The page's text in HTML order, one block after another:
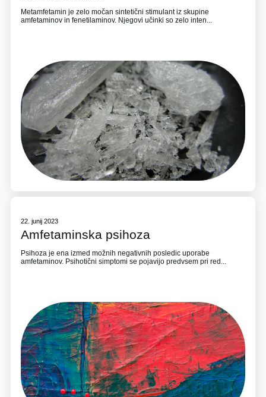
Metamfetamin je zelo močan sintetični stimulant iz skupine
amfetaminov in fenetilaminov. Njegovi učinki so zelo inten...
22. junij 2023
Amfetaminska psihoza
Psihoza je ena izmed možnih negativnih posledic uporabe
amfetaminov. Psihotični simptomi se pojavijo predvsem pri red...